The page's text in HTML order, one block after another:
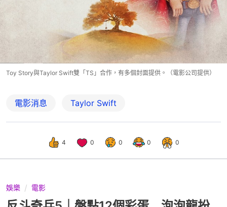
Toy Story與Taylor Swift雙「TS」合作，有多個封面提供。（電影公司提供）
電影消息 Taylor Swift
4 0 0 0 0
娛樂 電影